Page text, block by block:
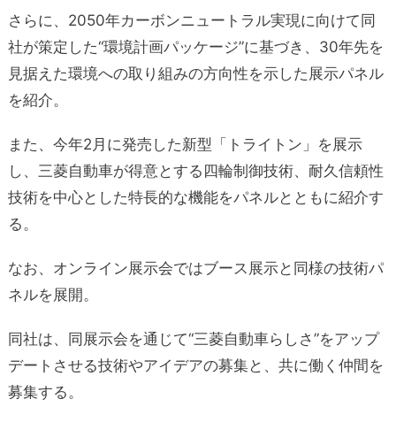
さらに、2050年カーボンニュートラル実現に向けて同
社が策定した“環境計画パッケージ”に基づき、30年先を
見据えた環境への取り組みの方向性を示した展示パネル
を紹介。
また、今年2月に発売した新型「トライトン」を展示
し、三菱自動車が得意とする四輪制御技術、耐久信頼性
技術を中心とした特長的な機能をパネルとともに紹介す
る。
なお、オンライン展示会ではブース展示と同様の技術パ
ネルを展開。
同社は、同展示会を通じて“三菱自動車らしさ”をアップ
デートさせる技術やアイデアの募集と、共に働く仲間を
募集する。